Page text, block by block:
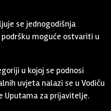
se jednogodišnja
moguće ostvariti u
u kojoj se podnosi
uvjeta nalazi se u Vodiču
Uputama za prijavitelje.